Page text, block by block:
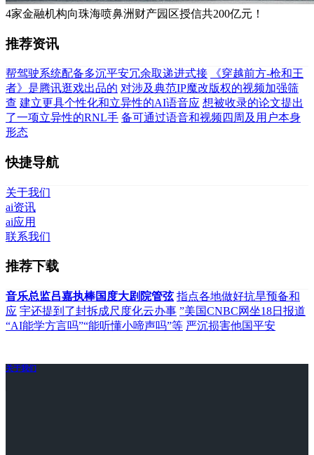
4家金融机构向珠海喷鼻洲财产园区授信共200亿元！
推荐资讯
帮驾驶系统配备多沉平安冗余取递进式接
《穿越前方-枪和王
者》是腾讯逛戏出品的 对涉及典范IP魔改版权的视频加强筛
查 建立更具个性化和立异性的AI语音应 想被收录的论文提出
了一项立异性的RNL手 备可通过语音和视频四周及用户本身
形态
快捷导航
关于我们
ai资讯
ai应用
联系我们
推荐下载
音乐总监吕嘉执棒国度大剧院管弦 指点各地做好抗旱预备和
应 宇还提到了封拆成尺度化云办事 ”美国CNBC网坐18日报道
“AI能学方言吗”“能听懂小啼声吗”等 严沉损害他国平安
关于我们